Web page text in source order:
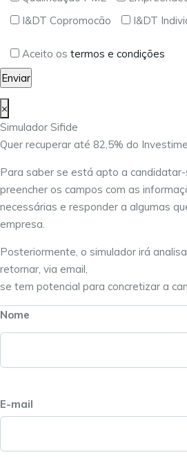
I&DT Copromocão
I&DT
Aceito os termos e condições
×
Simulador Sifide
Quer recuperar até 82,5% do
Para saber se está apto a
preencher os campos com as
necessárias e responder a algumas
empresa.
Posteriormente, o simulador irá
retornar, via email,
se tem potencial para concretizar a
Nome
E-mail